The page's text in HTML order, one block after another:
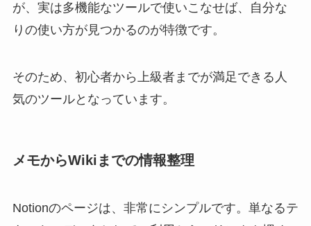
が、実は多機能なツールで使いこなせば、自分な
りの使い方が見つかるのが特徴です。
そのため、初心者から上級者までが満足できる人
気のツールとなっています。
メモからWikiまでの情報整理
Notionのページは、非常にシンプルです。単なるテ